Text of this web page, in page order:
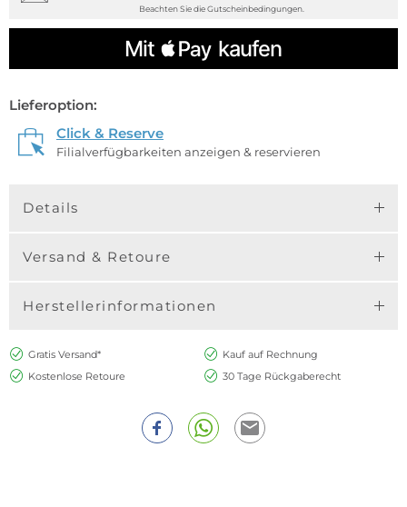
Beachten Sie die Gutscheinbedingungen.
Lieferoption:
Click & Reserve
Filialverfügbarkeiten anzeigen & reservieren
Details
Versand & Retoure
Herstellerinformationen
Gratis Versand*
Kauf auf Rechnung
Kostenlose Retoure
30 Tage Rückgaberecht